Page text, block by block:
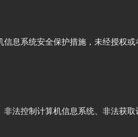
信息系统安全保护措施，未经授权
非法控制计算机信息系统、非法获